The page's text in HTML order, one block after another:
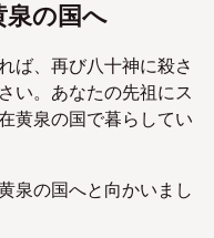
の国へ
ば、再び八十神に殺さ
い。あなたの先祖にス
黄泉の国で暮らしてい
泉の国へと向かいまし